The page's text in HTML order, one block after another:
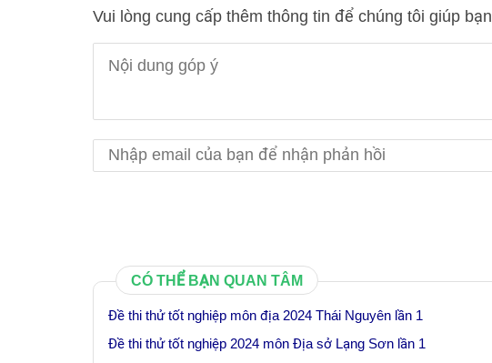
Vui lòng cung cấp thêm thông tin để chúng tôi giúp bạn
CÓ THỂ BẠN QUAN TÂM
Đề thi thử tốt nghiệp môn địa 2024 Thái Nguyên lần 1
Đề thi thử tốt nghiệp 2024 môn Địa sở Lạng Sơn lần 1